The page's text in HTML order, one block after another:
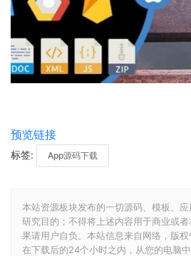
预览链接
标签: App源码下载
本站资源板块发布的一切源码、模板、
研究目的；不得将上述内容用于商业或
果请用户自负。本站信息来自网络，版
在下载后的24个小时之内，从您的电脑